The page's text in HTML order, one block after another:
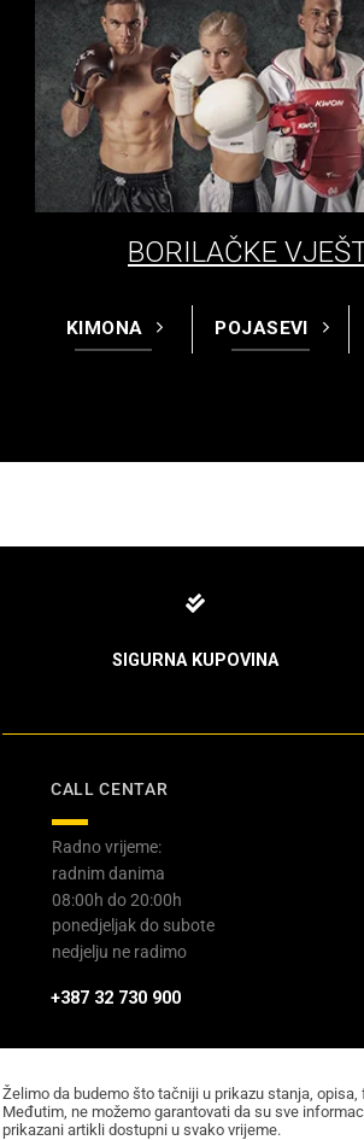
BORILAČKE
KIMONA POJASEVI
SIGURNA KUPOVINA
CALL CENTAR
Radno vrijeme:
radnim danima
08:00h do 20:00h
ponedjeljak do subote
nedjelju ne radimo
+387 32 730 900
Želimo da budemo što tačniji u prikazu stanja,
Međutim, ne možemo garantovati da su sve
prikazani artikli dostupni u svako vrijeme.